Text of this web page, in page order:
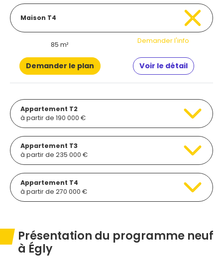
Maison T4
85 m² Demander l'info
Demander le plan Voir le détail
Appartement T2
à partir de 190 000 €
Appartement T3
à partir de 235 000 €
Appartement T4
à partir de 270 000 €
Présentation du programme neuf
à Égly